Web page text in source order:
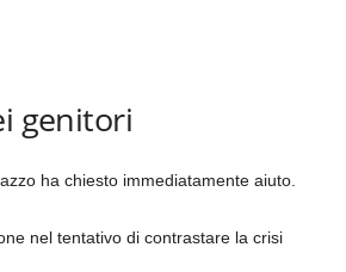
genitori
ha chiesto immediatamente aiuto.
nel tentativo di contrastare la crisi